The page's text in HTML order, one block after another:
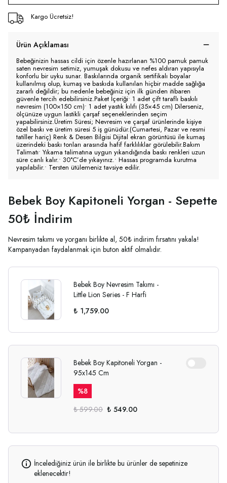
Kargo Ücretsiz!
Ürün Açıklaması
Bebeğinizin hassas cildi için özenle hazırlanan %100 pamuk pamuk
saten nevresim setimiz, yumuşak dokusu ve nefes aldıran yapısıyla
konforlu bir uyku sunar. Baskılarında organik sertifikalı boyalar
kullanılmış olup, kumaş ve baskıda kullanılan hiçbir madde sağlığa
zararlı değildir; bu nedenle bebeğiniz için ilk günden itibaren
güvenle tercih edebilirsiniz.Paket İçeriği• 1 adet çift taraflı baskılı
nevresim (100×150 cm)• 1 adet yastık kılıfı (35×45 cm) Dilerseniz,
ölçünüze uygun lastikli çarşaf seçeneklerinden seçim
yapabilirsiniz.Üretim Süresi; Nevresim ve çarşaf ürünlerinde kişiye
özel baskı ve üretim süresi 5 iş günüdür.(Cumartesi, Pazar ve resmi
tatiller hariç) Renk & Desen Bilgisi Dijital ekran görüntüsü ile kumaş
üzerindeki baskı tonları arasında hafif farklılıklar görülebilir.Bakım
Talimatı• Yıkama talimatına uygun yıkandığında baskı renkleri uzun
süre canlı kalır.• 30°C’de yıkayınız.• Hassas programda kurutma
yapılabilir.• Tersten ütülemeniz tavsiye edilir.
Bebek Boy Kapitoneli Yorgan - Sepette
50₺ İndirim
Nevresim takımı ve yorganı birlikte al, 50₺ indirim fırsatını yakala!
Kampanyadan faydalanmak için buton aktif olmalıdır.
Bebek Boy Nevresim Takımı -
Little Lion Series - F Harfi
₺ 1,759.00
Bebek Boy Kapitoneli Yorgan -
95x145 Cm
%8
₺ 599.00 ₺ 549.00
İncelediğiniz ürün ile birlikte bu ürünler de sepetinize
eklenecektir!